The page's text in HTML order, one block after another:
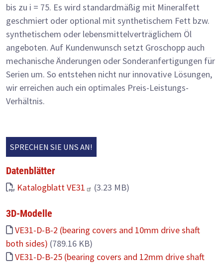
bis zu i = 75. Es wird standardmäßig mit Mineralfett
geschmiert oder optional mit synthetischem Fett bzw.
synthetischem oder lebensmittelverträglichem Öl
angeboten. Auf Kundenwunsch setzt Groschopp auch
mechanische Änderungen oder Sonderanfertigungen für
Serien um. So entstehen nicht nur innovative Lösungen,
wir erreichen auch ein optimales Preis-Leistungs-
Verhältnis.
SPRECHEN SIE UNS AN!
Datenblätter
Katalogblatt VE31 (3.23 MB)
3D-Modelle
VE31-D-B-2 (bearing covers and 10mm drive shaft
both sides) (789.16 KB)
VE31-D-B-25 (bearing covers and 12mm drive shaft